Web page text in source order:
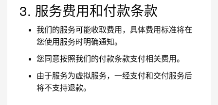
3. 服务费用和付款条款
我们的服务可能收取费用，具体费用标准将在
您使用服务时明确通知。
您同意按照我们的付款条款支付相关费用。
由于服务为虚拟服务，一经支付和交付服务后
将不支持退款。